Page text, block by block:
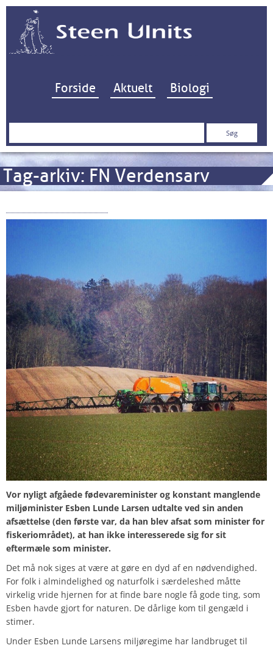
Hop til indhold
Forside Aktuelt Biologi
Søg
Tag-arkiv: FN Verdensarv
Vor nyligt afgåede fødevareminister og konstant manglende
miljøminister Esben Lunde Larsen udtalte ved sin anden
afsættelse (den første var, da han blev afsat som minister for
fiskeriområdet), at han ikke interesserede sig for sit
eftermæle som minister.
Det må nok siges at være at gøre en dyd af en nødvendighed.
For folk i almindelighed og naturfolk i særdeleshed måtte
virkelig vride hjernen for at finde bare nogle få gode ting, som
Esben havde gjort for naturen. De dårlige kom til gengæld i
stimer.
Under Esben Lunde Larsens miljøregime har landbruget til